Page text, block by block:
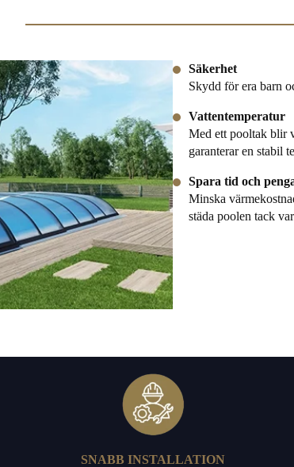
Säkerhet
Skydd för era barn
Vattentemperatur
Med ett pooltak blir
garanterar en stabil
Spara tid och
Minska
städa poolen tack
SNABB INSTALLATION